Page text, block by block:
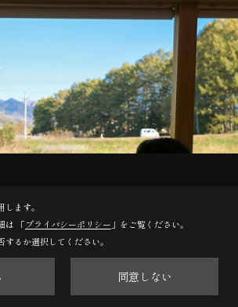
ます。
は 「プライバシーポリシー 」をご覧ください。
るか選択してください。
同意しない